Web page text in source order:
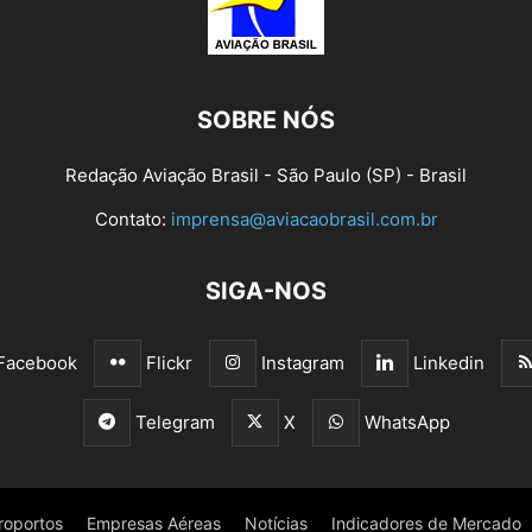
SOBRE NÓS
Redação Aviação Brasil - São Paulo (SP) - Brasil
Contato: imprensa@aviacaobrasil.com.br
SIGA-NOS
Flickr Instagram Linkedin
Telegram X WhatsApp
Empresas Aéreas Notícias Indicadores de Mercado